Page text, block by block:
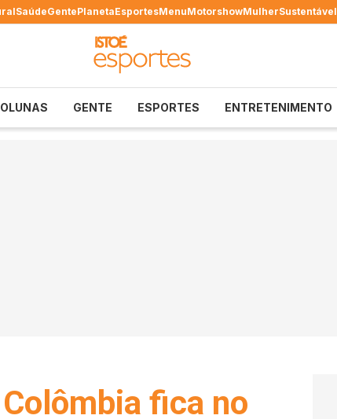
SaúdeGentePlanetaEsportesMenuMotorshowMulherSustentável
GENTE ESPORTES ENTRETENIMENTO
fica no